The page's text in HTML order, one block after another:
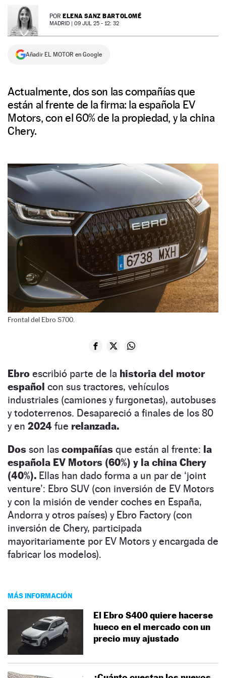
NEWSLETTER POR ELENA SANZ BARTOLOMÉ
MADRID | 09 JUL 25 - 12: 32
Añadir EL MOTOR en Google
Actualmente, dos son las compañías que
están al frente de la firma: la española EV
Motors, con el 60% de la propiedad, y la china
Chery.
Frontal del Ebro S700.
Ebro escribió parte de la historia del motor
español con sus tractores, vehículos
industriales (camiones y furgonetas), autobuses
y todoterrenos. Desapareció a finales de los 80
y en 2024 fue relanzada.
Dos son las compañías que están al frente: la
española EV Motors (60%) y la china Chery
(40%). Ellas han dado forma a un par de ‘joint
venture’: Ebro SUV (con inversión de EV Motors
y con la misión de vender coches en España,
Andorra y otros países) y Ebro Factory (con
inversión de Chery, participada
mayoritariamente por EV Motors y encargada de
fabricar los modelos).
MÁS INFORMACIÓN
El Ebro S400 quiere hacerse
hueco en el mercado con un
precio muy ajustado